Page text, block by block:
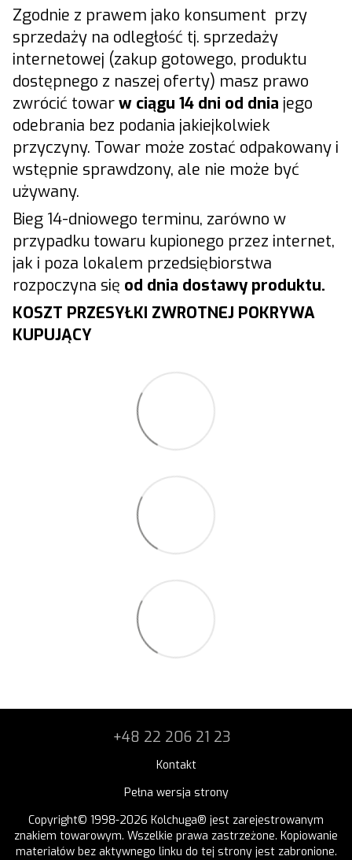
Zgodnie z prawem jako konsument przy
sprzedaży na odległość tj. sprzedaży
internetowej (zakup gotowego, produktu
dostępnego z naszej oferty) masz prawo
zwrócić towarw ciągu 14 dni od dnia jego
odebrania bez podania jakiejkolwiek
przyczyny. Towar może zostać odpakowany i
wstępnie sprawdzony, ale nie może być
używany.
Bieg 14-dniowego terminu, zarówno w
przypadku towaru kupionego przez internet,
jak i poza lokalem przedsiębiorstwa
rozpoczyna się od dnia dostawy produktu.
KOSZT PRZESYŁKI ZWROTNEJ POKRYWA
KUPUJĄCY
+48 22 206 21 23
Kontakt
Pełna wersja strony
Copyright© 1998-2026 Kolchuga® jest zarejestrowanym
znakiem towarowym. Wszelkie prawa zastrzeżone. Kopiowanie
materiałów bez aktywnego linku do tej strony jest zabronione.